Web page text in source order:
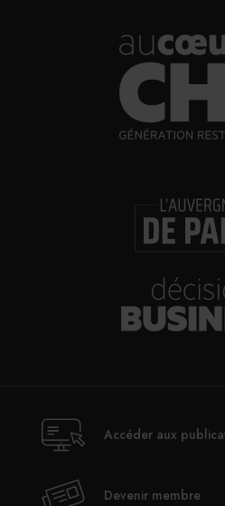
Accéder aux
Devenir membre